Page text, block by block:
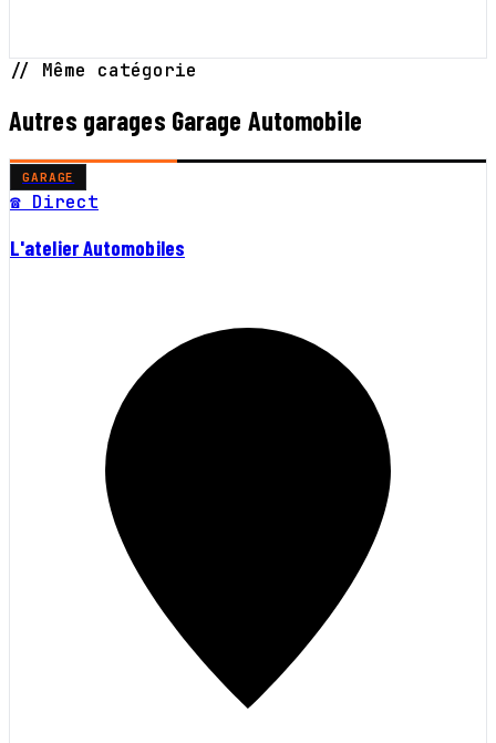
// Même catégorie
Autres garages Garage Automobile
GARAGE
☎ Direct
L'atelier Automobiles